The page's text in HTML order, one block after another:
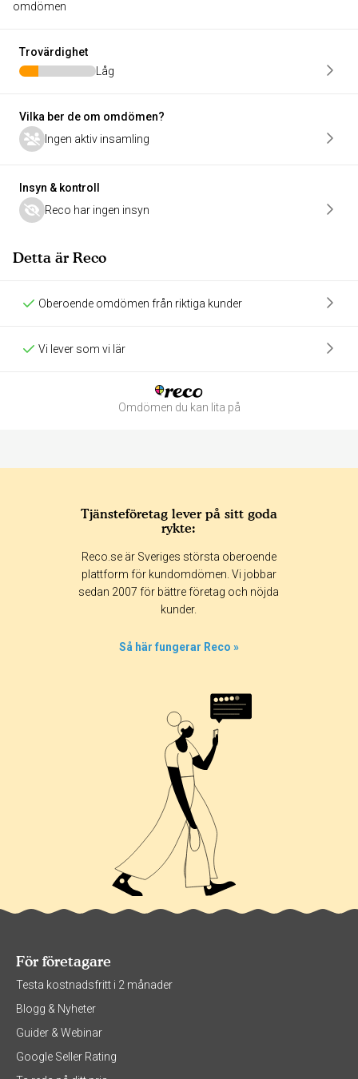
omdömen
Trovärdighet
Låg
Vilka ber de om omdömen?
Ingen aktiv insamling
Insyn & kontroll
Reco har ingen insyn
Detta är Reco
Oberoende omdömen från riktiga kunder
Vi lever som vi lär
Omdömen du kan lita på
365 dagar 90 dagar
30 dagar
Tjänsteföretag lever på sitt goda
rykte:
Reco.se är Sveriges största oberoende
plattform för kundomdömen. Vi jobbar
sedan 2007 för bättre företag och nöjda
kunder.
Så här fungerar Reco »
För företagare
Testa kostnadsfritt i 2 månader
Blogg & Nyheter
Guider & Webinar
Google Seller Rating